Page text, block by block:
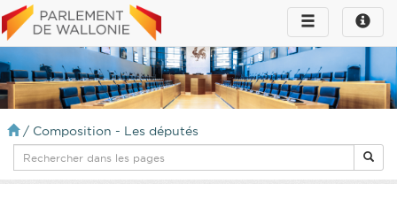
Toggle
infos
Toggle
navigation
/ Composition - Les députés